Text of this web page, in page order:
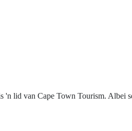
'n lid van Cape Town Tourism.